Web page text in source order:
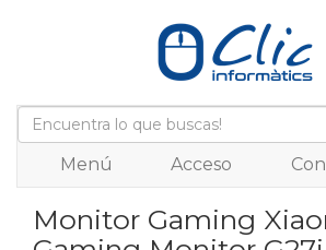
Menú Acceso
Monitor Gaming